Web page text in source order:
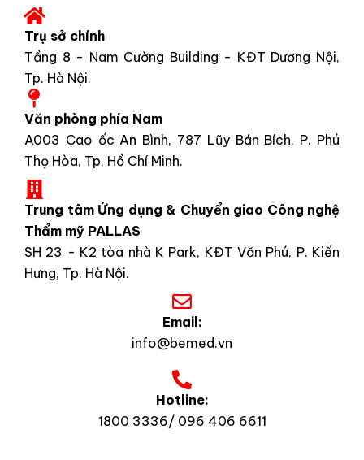
Trụ sở chính
Tầng 8 - Nam Cường Building - KĐT Dương Nội,
Tp. Hà Nội.
Văn phòng phía Nam
A003 Cao ốc An Bình, 787 Lũy Bán Bích, P. Phú
Thọ Hòa, Tp. Hồ Chí Minh.
Trung tâm Ứng dụng & Chuyển giao Công nghệ
Thẩm mỹ PALLAS
SH 23 - K2 tòa nhà K Park, KĐT Văn Phú, P. Kiến
Hưng, Tp. Hà Nội.
Email:
info@bemed.vn
Hotline:
1800 3336/ 096 406 6611